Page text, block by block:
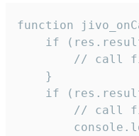
function
if
// call
    }
if
// call